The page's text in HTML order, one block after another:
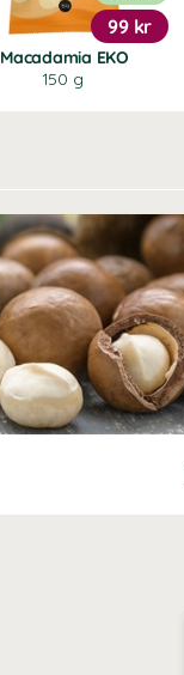
Macadamia EKO
150 g
99 kr